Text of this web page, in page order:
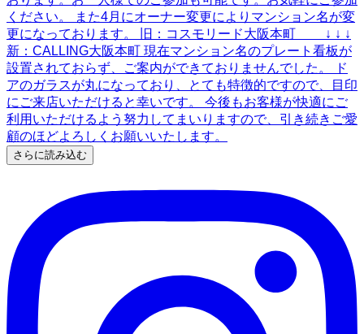
さらに読み込む